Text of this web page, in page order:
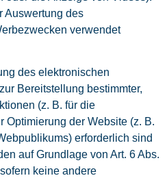
Auswertung des
verwendet
des elektronischen
Bereitstellung bestimmter,
(z. B. für die
Optimierung der Website (z. B.
erforderlich sind
auf Grundlage von Art. 6 Abs.
keine andere